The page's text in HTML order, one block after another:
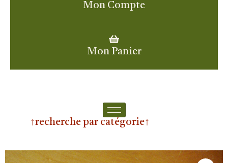
Mon Compte
Mon Panier
↑recherche par catégorie↑